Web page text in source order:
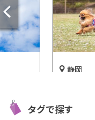
ごそ
」
静岡
館」
タグで探す